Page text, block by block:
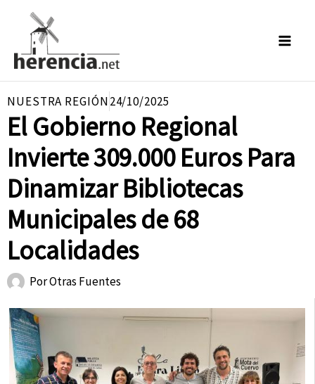
contenido
NUESTRA REGIÓN24/10/2025
El Gobierno Regional
Invierte 309.000 Euros Para
Dinamizar Bibliotecas
Municipales de 68
Localidades
PorOtras Fuentes